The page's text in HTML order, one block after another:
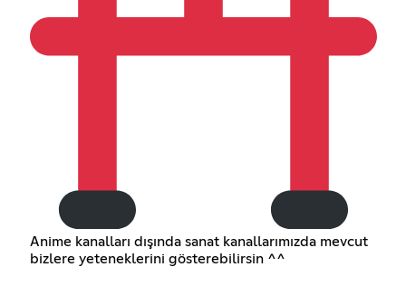
Anime kanalları dışında sanat kanallarımızda mevcut
bizlere yeteneklerini gösterebilirsin ^^